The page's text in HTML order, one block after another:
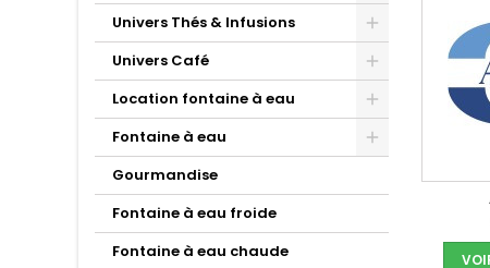
Univers Thés & Infusions
Univers Café
Location fontaine à eau
Fontaine à eau
Gourmandise
Fontaine à eau froide
Fontaine à eau chaude